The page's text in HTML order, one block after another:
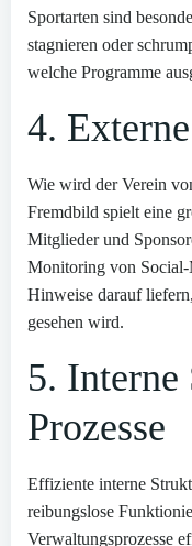
Sportarten sind
stagnieren oder
welche Programme
4.
Wie wird der Verein
Fremdbild spielt eine
Mitglieder und
Monitoring von
Hinweise darauf
gesehen wird.
5. Interne
Prozesse
Effiziente interne
reibungslose
Verwaltungsprozesse